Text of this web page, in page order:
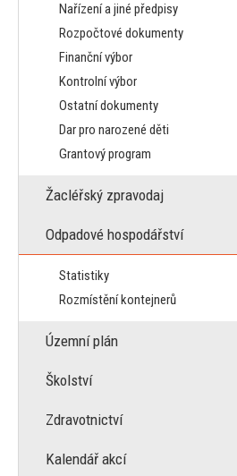
Nařízení a jiné předpisy
Rozpočtové dokumenty
Finanční výbor
Kontrolní výbor
Ostatní dokumenty
Dar pro narozené děti
Grantový program
Žacléřský zpravodaj
Odpadové hospodářství
Statistiky
Rozmístění kontejnerů
Územní plán
Školství
Zdravotnictví
Kalendář akcí